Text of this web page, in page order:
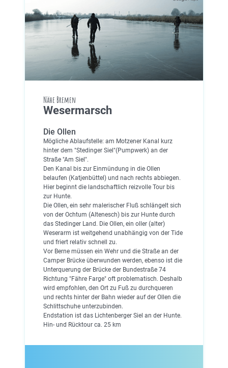
Nähe Bremen
Wesermarsch
Die Ollen
Mögliche Ablaufstelle: am Motzener Kanal kurz
hinter dem "Stedinger Siel"(Pumpwerk) an der
Straße "Am Siel".
Den Kanal bis zur Einmündung in die Ollen
belaufen (Katjenbüttel) und nach rechts abbiegen.
Hier beginnt die landschaftlich reizvolle Tour bis
zur Hunte.
Die Ollen, ein sehr malerischer Fluß schlängelt sich
von der Ochtum (Altenesch) bis zur Hunte durch
das Stedinger Land. Die Ollen, ein oller (alter)
Weserarm ist weitgehend unabhängig von der Tide
und friert relativ schnell zu.
Vor Berne müssen ein Wehr und die Straße an der
Camper Brücke überwunden werden, ebenso ist die
Unterquerung der Brücke der Bundestraße 74
Richtung "Fähre Farge" oft problematisch. Deshalb
wird empfohlen, den Ort zu Fuß zu durchqueren
und rechts hinter der Bahn wieder auf der Ollen die
Schlittschuhe unterzubinden.
Endstation ist das Lichtenberger Siel an der Hunte.
Hin- und Rücktour ca. 25 km